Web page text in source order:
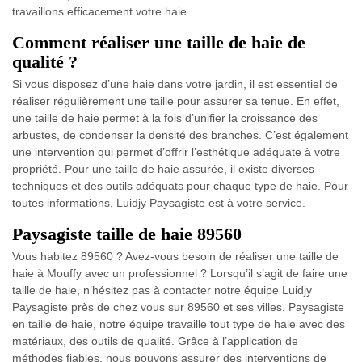
travaillons efficacement votre haie.
Comment réaliser une taille de haie de
qualité ?
Si vous disposez d’une haie dans votre jardin, il est essentiel de
réaliser régulièrement une taille pour assurer sa tenue. En effet,
une taille de haie permet à la fois d’unifier la croissance des
arbustes, de condenser la densité des branches. C’est également
une intervention qui permet d’offrir l’esthétique adéquate à votre
propriété. Pour une taille de haie assurée, il existe diverses
techniques et des outils adéquats pour chaque type de haie. Pour
toutes informations, Luidjy Paysagiste est à votre service.
Paysagiste taille de haie 89560
Vous habitez 89560 ? Avez-vous besoin de réaliser une taille de
haie à Mouffy avec un professionnel ? Lorsqu’il s’agit de faire une
taille de haie, n’hésitez pas à contacter notre équipe Luidjy
Paysagiste près de chez vous sur 89560 et ses villes. Paysagiste
en taille de haie, notre équipe travaille tout type de haie avec des
matériaux, des outils de qualité. Grâce à l’application de
méthodes fiables, nous pouvons assurer des interventions de